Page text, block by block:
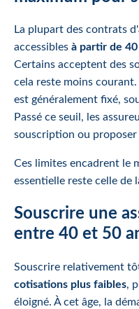
La plupart des contrats
accessibles à partir de
Certains acceptent des
cela reste moins
est généralement fixé,
Passé ce seuil, les
souscription ou
Ces limites encadrent le
essentielle reste celle de
Souscrire une
entre 40 et 50
Souscrire relativement
cotisations plus faibles,
éloigné. À cet âge, la